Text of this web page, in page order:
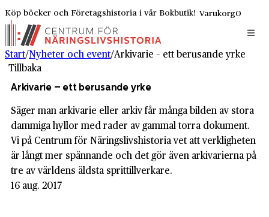
Köp böcker och Företagshistoria i vår Bokbutik! Varukorg0
Start/Nyheter och event/Arkivarie – ett berusande yrke
Tillbaka
Arkivarie – ett berusande yrke
Säger man arkivarie eller arkiv får många bilden av stora
dammiga hyllor med rader av gammal torra dokument.
Vi på Centrum för Näringslivshistoria vet att verkligheten
är långt mer spännande och det gör även arkivarierna på
tre av världens äldsta sprittillverkare.
16 aug. 2017